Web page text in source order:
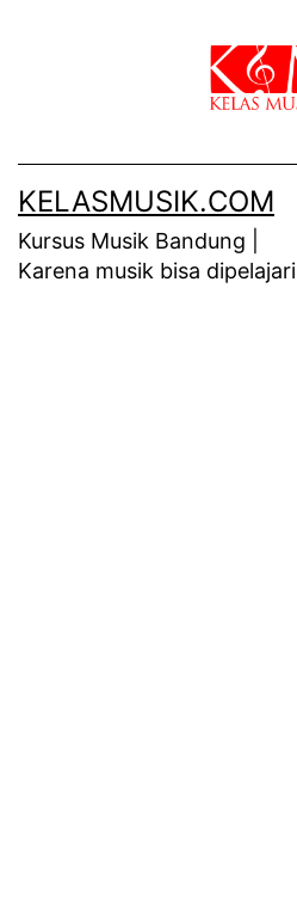
KELASMUSIK.COM
Kursus Musik Bandung |
Karena musik bisa dipelajari